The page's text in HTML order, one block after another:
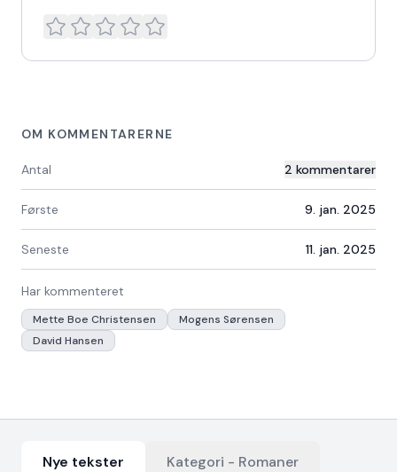
OM KOMMENTARERNE
Antal 2 kommentarer
Første 9. jan. 2025
Seneste 11. jan. 2025
Har kommenteret
Mette Boe Christensen
Mogens Sørensen
David Hansen
Nye tekster Kategori - Romaner